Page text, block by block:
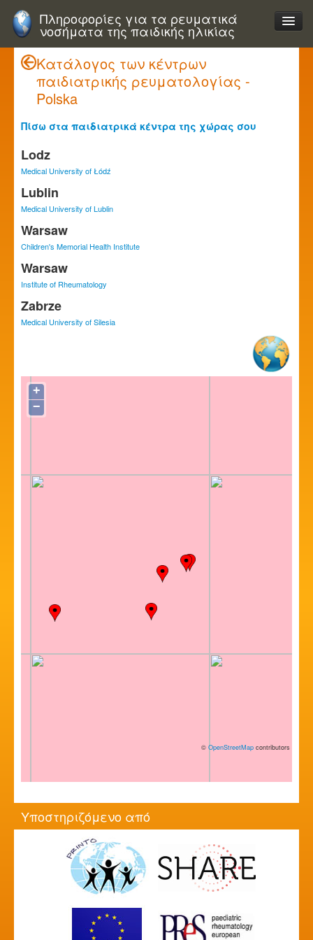
Πληροφορίες για τα ρευματικά
νοσήματα της παιδικής ηλικίας
Κατάλογος των κέντρων
παιδιατρικής ρευματολογίας -
Polska
Πίσω στα παιδιατρικά κέντρα της χώρας σου
Lodz
Medical University of Łódź
Lublin
Medical University of Lublin
Warsaw
Children's Memorial Health Institute
Warsaw
Institute of Rheumatology
Zabrze
Medical University of Silesia
+
−
© OpenStreetMap contributors
Υποστηριζόμενο από